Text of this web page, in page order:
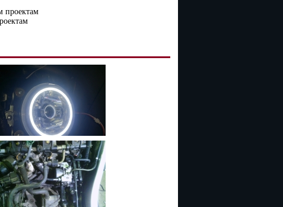
проектам